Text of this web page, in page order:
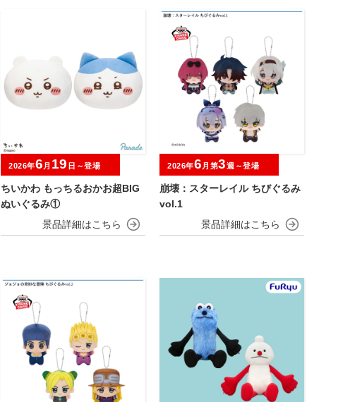
ちいかわ もっちるおかお超BIG
ぬいぐるみ①
2026年6 月 19 日～登場
崩壊：スターレイル ちびぐるみ
vol.1
2026年6 月第3週～登場